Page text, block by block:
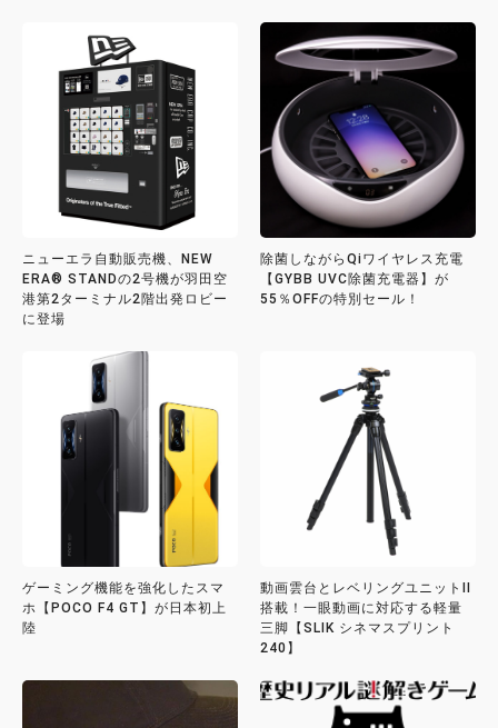
ニューエラ自動販売機、NEW
ERA® STANDの2号機が羽田空
港第2ターミナル2階出発ロビー
に登場
除菌しながらQiワイヤレス充電
【GYBB UVC除菌充電器】が
55％OFFの特別セール！
ゲーミング機能を強化したスマ
ホ【POCO F4 GT】が日本初上
陸
動画雲台とレベリングユニットII
搭載！一眼動画に対応する軽量
三脚【SLIK シネマスプリント
240】